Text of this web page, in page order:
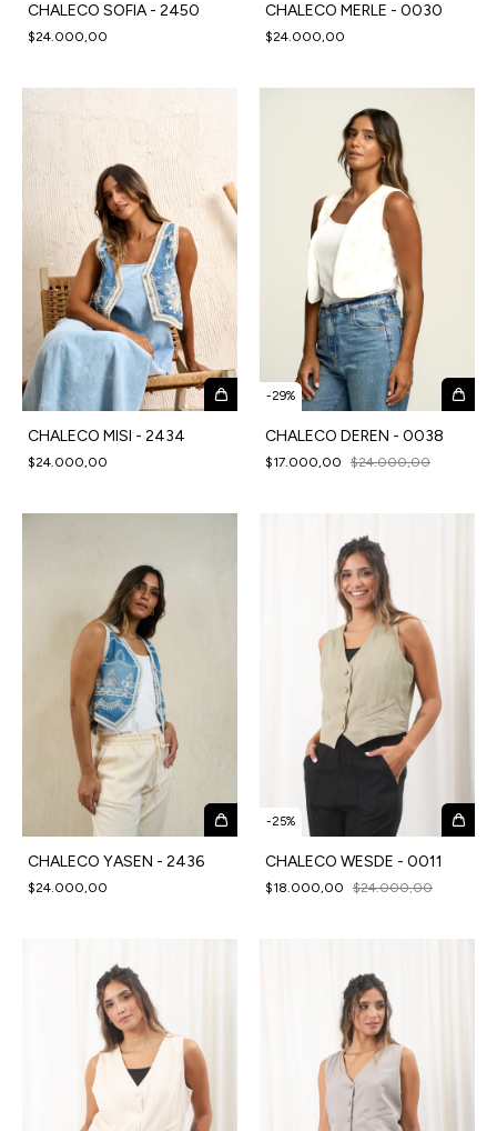
CHALECO SOFIA - 2450
$24.000,00
CHALECO MERLE - 0030
$24.000,00
CHALECO MISI - 2434
$24.000,00
-29%
CHALECO DEREN - 0038
$17.000,00 $24.000,00
CHALECO YASEN - 2436
$24.000,00
-25%
CHALECO WESDE - 0011
$18.000,00 $24.000,00